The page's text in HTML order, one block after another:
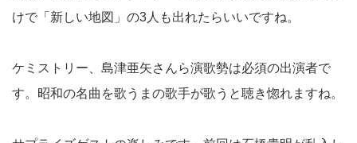
けで「新しい地図」の3人も出れたらいいですね。
ケミストリー、島津亜矢さんら演歌勢は必須の出演者で
す。昭和の名曲を歌うまの歌手が歌うと聴き惚れますね。